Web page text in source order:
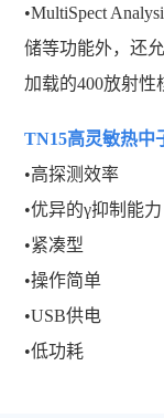
•MultiSpect
储等功能外，还
加载的400放射性
TN15高灵敏热中
•高探测效率
•优异的γ抑制能力
•紧凑型
•操作简单
•USB供电
•低功耗